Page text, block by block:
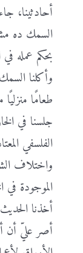
أحادثينا،
السمك ده
بحكم عمله
وأكلنا
طعامًا
جلسنا في
الفلسفي
واختلاف
الموجودة
أخذنا
أصر عليّ أن